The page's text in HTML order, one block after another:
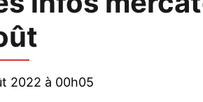
2022 à 00h05